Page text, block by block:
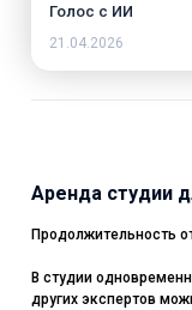
Голос с ИИ
21.04.2026
Аренда студии
Продолжительность
В студии
других экспертов